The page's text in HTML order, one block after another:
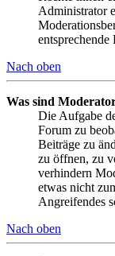
Administrator
Nach oben
Was sind
Die Aufgabe
Forum zu
Beiträge zu
zu öffnen, zu
verhindern
etwas nicht
Angreifendes
Nach oben